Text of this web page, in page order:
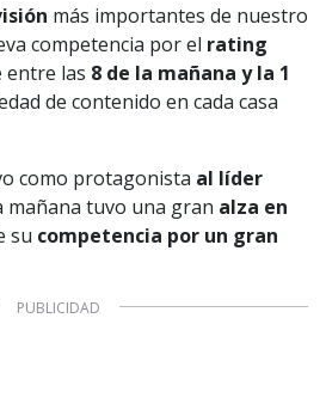
más importantes de nuestro
competencia por el rating
entre las 8 de la mañana y la 1
de contenido en cada casa
como protagonista al líder
mañana tuvo una gran alza en
su competencia por un gran